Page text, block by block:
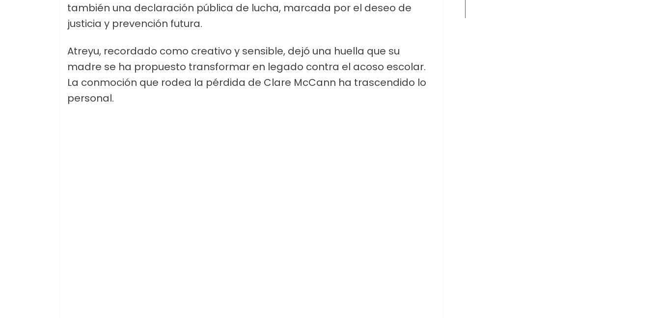
también una declaración pública de lucha, marcada por el deseo de
justicia y prevención futura.
Atreyu, recordado como creativo y sensible, dejó una huella que su
madre se ha propuesto transformar en legado contra el acoso escolar.
La conmoción que rodea la pérdida de Clare McCann ha trascendido lo
personal.